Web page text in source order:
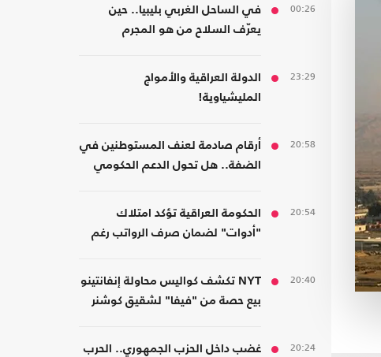
00:26
في الساحل الغربي بليبيا.. حين
يعرّف السلاح من هو المجرم
23:29
الدولة العراقية والأمواج
المليشياوية!
20:58
أرقام صادمة لعنف المستوطنين في
الضفة.. هل تحول الدعم الحكومي
20:54
الحكومة العراقية تؤكد امتلاك
"أدوات" لضمان صرف الرواتب رغم
20:40
NYT تكشف كواليس محاولة إنفانتينو
بيع حصة من "فيفا" لشقيق كوشنر
20:24
غضب داخل الحزب الجمهوري.. الحرب